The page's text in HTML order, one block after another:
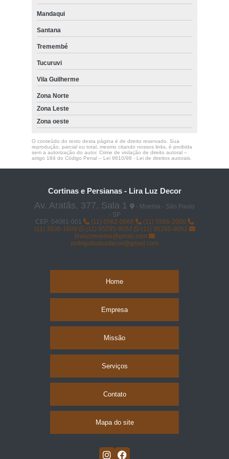
carpete têxtil em manta beaulieu astral Ibirapuera
carpetes beaulieu comercial São Bernardo do Campo
carpete beaulieu preço Cidade Dutra
Mandaqui
Santana
Tremembé
Tucuruvi
Vila Guilherme
Zona Norte
Zona Leste
Zona oeste
O conteúdo do texto desta página é de direito reservado. Sua
reprodução, parcial ou total, mesmo citando nossos links, é proibida
sem a autorização do autor. Crime de violação de direito autoral –
artigo 184 do Código Penal – Lei 9610/98 - Lei de direitos autorais.
Cortinas e Persianas - Lira Luz Decor
Av. Aratãs, 377, Sala 1
- Moema - São Paulo
- SP
CEP: 04081-001
(11) 5562-0666
(11) 5566-2000
(11) 3036-1609
(11) 95295-9052
(11) 95295-9052
liraluzmoema@gmail.com
rodrigoliraluzdecor@gmail.com
Home
Empresa
Missão
Serviços
Contato
Mapa do site